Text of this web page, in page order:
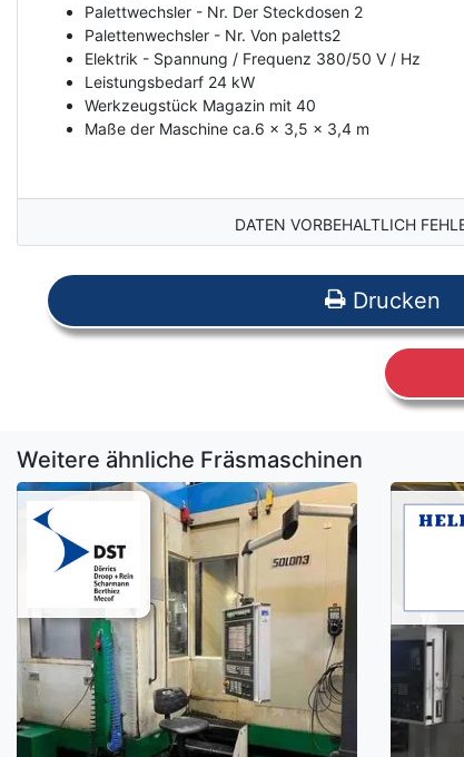
Palettwechsler - Nr. Der Steckdosen 2
Palettenwechsler - Nr. Von paletts2
Elektrik - Spannung / Frequenz 380/50 V / Hz
Leistungsbedarf 24 kW
Werkzeugstück Magazin mit 40
Maße der Maschine ca.6 x 3,5 x 3,4 m
DATEN VORBEHALTLICH
Drucken
Weitere ähnliche Fräsmaschinen